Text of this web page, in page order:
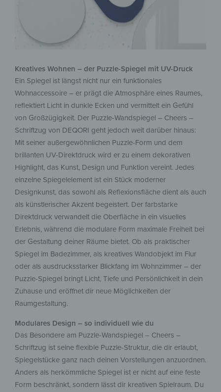
Kreatives Wohnen – der Puzzle-Spiegel mit UV-Druck
Ein Spiegel ist längst nicht nur ein funktionales
Wohnaccessoire – er prägt die Atmosphäre eines Raumes,
reflektiert Licht in dunkle Ecken und vermittelt ein Gefühl
von Großzügigkeit. Der Puzzle-Wandspiegel – Cheers –
Schriftzug von DEQORI geht jedoch weit darüber hinaus:
Mit seiner außergewöhnlichen Puzzle-Form und dem
brillanten UV-Direktdruck wird er zu einem dekorativen
Highlight, das Kunst, Design und Funktion vereint. Jedes
einzelne Spiegelelement ist ein Stück moderner
Designkunst, das sowohl als Reflexionsfläche dient als auch
als künstlerischer Akzent begeistert. Der farbstarke
Direktdruck verwandelt die Oberfläche in ein visuelles
Erlebnis, während die modulare Form maximale Freiheit bei
der Gestaltung deiner Räume bietet. Ob als praktischer
Spiegel im Badezimmer, als kreatives Wandobjekt im Flur
oder als ausdrucksstarker Blickfang im Wohnzimmer – der
Puzzle-Spiegel bringt Licht, Tiefe und Persönlichkeit in dein
Zuhause und eröffnet dir neue Möglichkeiten der
Raumgestaltung.
Modulares Design – so individuell wie du
Das Besondere am Puzzle-Wandspiegel – Cheers –
Schriftzug ist seine flexible Puzzle-Struktur, die dir erlaubt,
Spiegelstücke ganz nach deinen Vorstellungen anzuordnen.
Anders als herkömmliche Spiegel ist er nicht auf eine feste
Form beschränkt, sondern lässt dir kreativen Spielraum. Du